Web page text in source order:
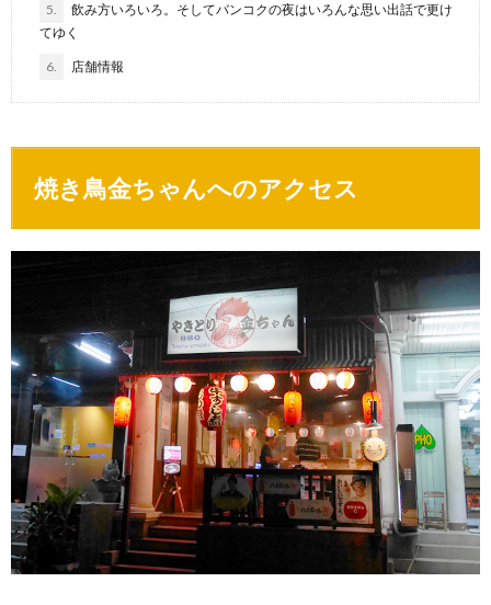
5.
飲み方いろいろ。そしてバンコクの夜はいろんな思い出話で更け
てゆく
6. 店舗情報
焼き鳥金ちゃんへのアクセス